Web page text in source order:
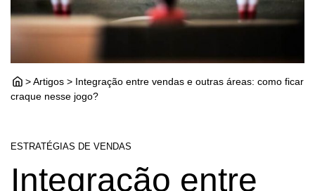
> Artigos > Integração entre vendas e outras áreas: como ficar
craque nesse jogo?
ESTRATÉGIAS DE VENDAS
Integração entre